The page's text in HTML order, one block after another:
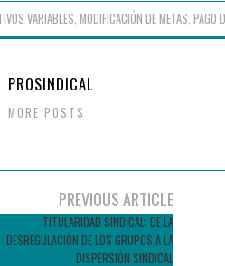
VARIABLES MODIFICACIÓN DE METAS PAGO
PROSINDICAL
MORE POSTS
PREVIOUS ARTICLE
TITULARIDAD SINDICAL: DE LA
DESREGULACIÓN DE LOS GRUPOS A LA
DISPERSIÓN SINDICAL